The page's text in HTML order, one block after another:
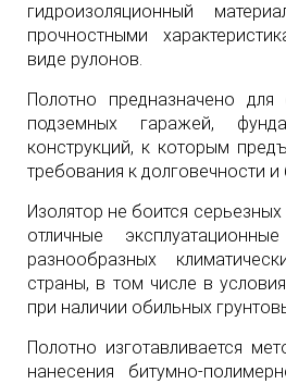
гидроизоляционный
прочностными
виде рулонов.
Полотно предназначено для
подземных гаражей,
конструкций, к которым
требования к долговечности и
Изолятор не боится
отличные
разнообразных
страны, в том числе в
при наличии обильных
Полотно изготавливается
нанесения битумно-